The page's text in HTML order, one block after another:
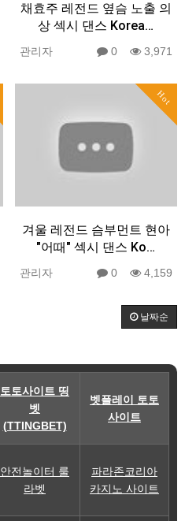
채효주 레전드 옆슴 노출 의
상 섹시 댄스 Korea…
관리자 0 3,971
Hot
겨울 레전드 슴부먼트 현아
"어때" 섹시 댄스 Ko…
관리자 0 4,159
날짜순
토토사이트 띵
벳
(TTINGBET)
벳플레이 토토
사이트
안전놀이터 룰
라벳
파라존코리아
카지노 사이트